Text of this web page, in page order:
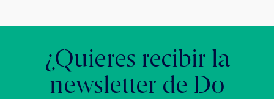
¿Quieres recibir la
newsletter de Do